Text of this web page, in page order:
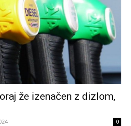
že izenačen z dizlom,
0